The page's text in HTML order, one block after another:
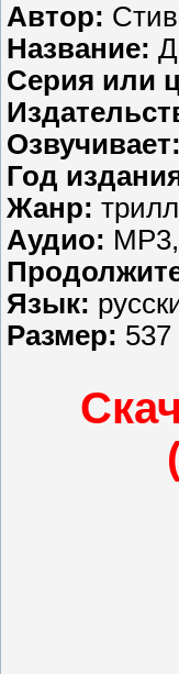
Автор:
Название:
Серия или
Озвучивает:
Год
Жанр:
Аудио:
Язык:
Размер: